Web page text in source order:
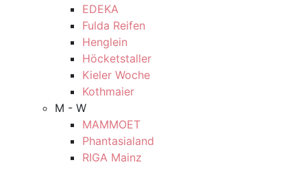
EDEKA
Fulda Reifen
Henglein
Höcketstaller
Kieler Woche
Kothmaier
M - W
MAMMOET
Phantasialand
RIGA Mainz